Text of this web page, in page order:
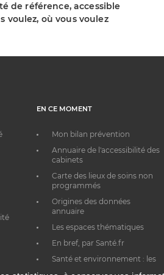
de référence, accessible
voulez, où vous voulez
EN CE MOMENT
Mon bilan prévention
Annuaire de l'accessibilité des
cabinets
Carte des lieux de soins non
programmés
Origines des données
annuaire
Les espaces thématiques
En bref, par Santé.fr
Santé et environnement : les